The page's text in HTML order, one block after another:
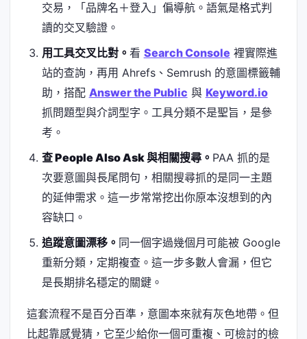
交易，「品牌名＋登入」偏導航。語氣是格式判
讀的交叉驗證。
用工具交叉比對。 看 Search Console 裡實際進
站的查詢，再用 Ahrefs、Semrush 的意圖標籤輔
助，搭配 Answer the Public 與 Keyword.io
抓問題型與介詞型字。工具分類不是聖旨，是參
考。
查 People Also Ask 與相關搜尋。 PAA 抓的是
次要意圖與長尾問句，相關搜尋抓的是同一主題
的延伸需求。這一步常常挖出你原本沒想到的內
容缺口。
追蹤意圖漂移。 同一個字過幾個月可能被 Google
重新分類，定期複查。這一步多數人會漏，但它
是長期排名穩定的關鍵。
這套流程不是百分百準，意圖本來就有灰色地帶。但
比起靠感覺猜，它至少給你一個可重複、可檢討的檢